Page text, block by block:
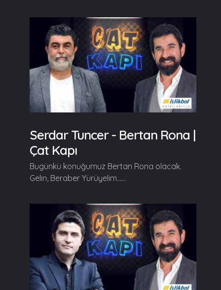
Serdar Tuncer - Bertan Rona |
Çat Kapı
Bugünkü konuğumuz Bertan Rona olacak.
Gelin, Beraber Yürüyelim......